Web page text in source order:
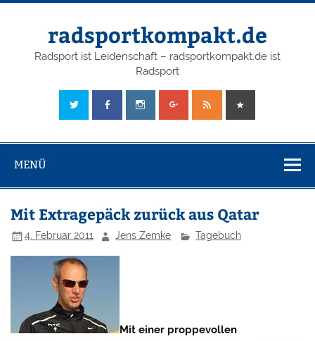
radsportkompakt.de
Radsport ist Leidenschaft – radsportkompakt.de ist
Radsport
MENÜ
Mit Extragepäck zurück aus Qatar
4. Februar 2011 Jens Zemke Tagebuch
Mit einer proppevollen